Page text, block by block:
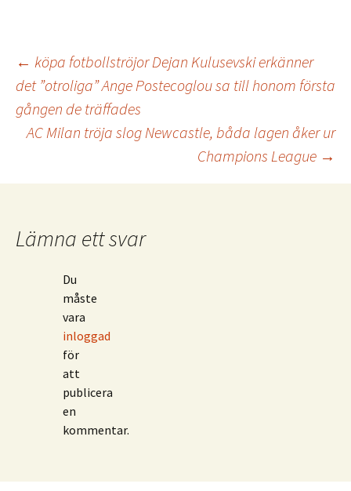
Inläggsnavigering
← köpa fotbollströjor Dejan Kulusevski erkänner
det ”otroliga” Ange Postecoglou sa till honom första
gången de träffades
AC Milan tröja slog Newcastle, båda lagen åker ur
Champions League →
Lämna ett svar
Du
måste
vara
inloggad
för
att
publicera
en
kommentar.